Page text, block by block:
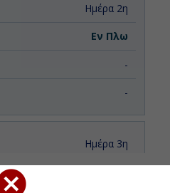
Ημέρα 2η
Εν Πλω
-
-
Ημέρα 3η